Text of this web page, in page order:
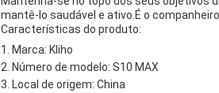
mantê-lo saudável e ativo.É o
Características do produto:
Marca: Kliho
Número de modelo: S10 MAX
Local de origem: China